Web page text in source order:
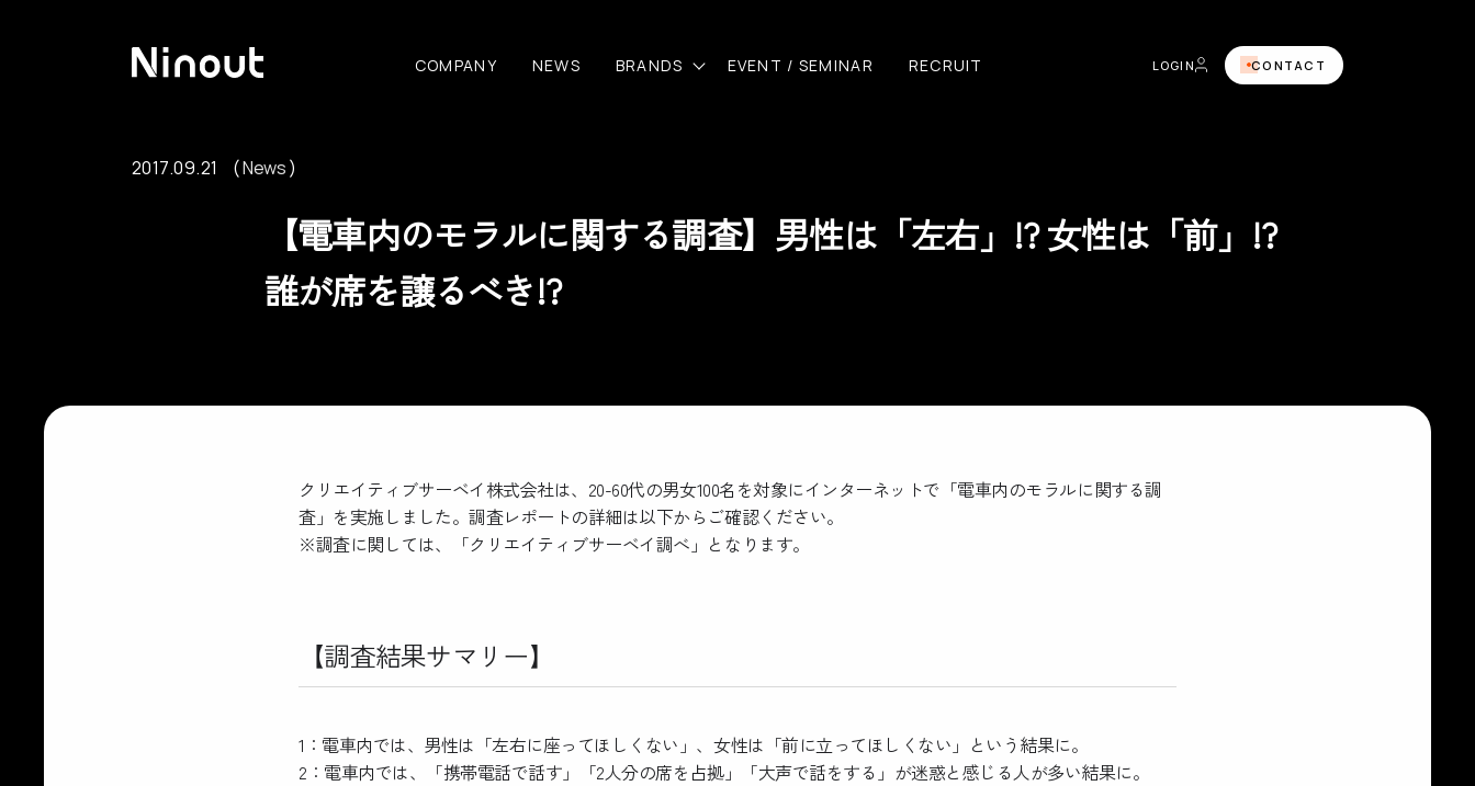
COMPANY NEWS BRANDS EVENT / SEMINAR RECRUIT LOGIN CONTACT
2017.09.21
News
【電車内のモラルに関する調査】男性は「左右」!? 女性は「前」!?
誰が席を譲るべき!?
クリエイティブサーベイ株式会社は、20-60代の男女100名を対象にインターネットで「電車内のモラルに関する調
査」を実施しました。調査レポートの詳細は以下からご確認ください。
※調査に関しては、「クリエイティブサーベイ調べ」となります。
【調査結果サマリー】
1：電車内では、男性は「左右に座ってほしくない」、女性は「前に立ってほしくない」という結果に。
2：電車内では、「携帯電話で話す」「2人分の席を占拠」「大声で話をする」が迷惑と感じる人が多い結果に。